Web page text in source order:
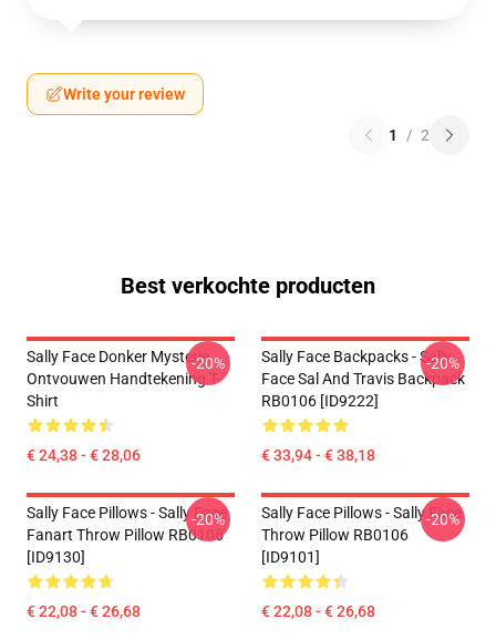
Write your review
1 / 2
Best verkochte producten
Sally Face Donker Mysterie
Ontvouwen Handtekening T-
Shirt
€ 24,38 - € 28,06
-20%
Sally Face Backpacks - Sally
Face Sal And Travis Backpack
RB0106 [ID9222]
€ 33,94 - € 38,18
-20%
Sally Face Pillows - Sally Face
Fanart Throw Pillow RB0106
[ID9130]
€ 22,08 - € 26,68
-20%
Sally Face Pillows - Sally Face
Throw Pillow RB0106
[ID9101]
€ 22,08 - € 26,68
-20%